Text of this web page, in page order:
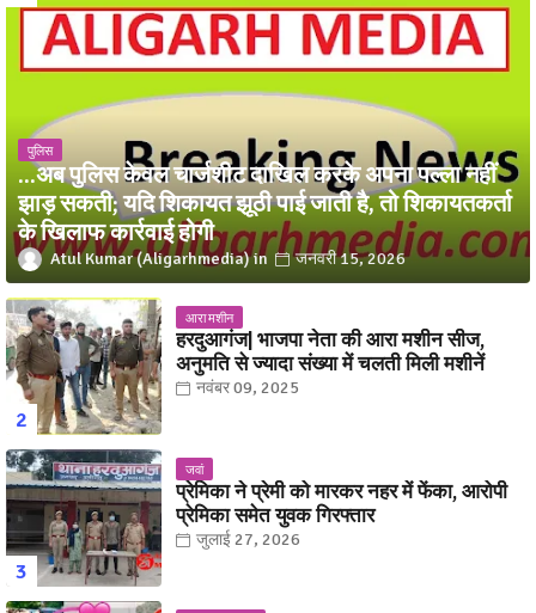
पुलिस
...अब पुलिस केवल चार्जशीट दाखिल करके अपना पल्ला नहीं
झाड़ सकती; यदि शिकायत झूठी पाई जाती है, तो शिकायतकर्ता
के खिलाफ कार्रवाई होगी
Atul Kumar (Aligarhmedia) जनवरी 15, 2026
आरा मशीन
हरदुआगंज| भाजपा नेता की आरा मशीन सीज,
अनुमति से ज्यादा संख्या में चलती मिली मशीनें
नवंबर 09, 2025
जवां
प्रेमिका ने प्रेमी को मारकर नहर में फेंका, आरोपी
प्रेमिका समेत युवक गिरफ्तार
जुलाई 27, 2026